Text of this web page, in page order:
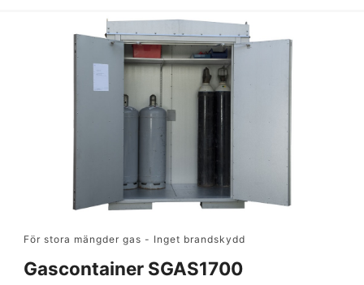
För stora mängder gas - Inget brandskydd
Gascontainer SGAS1700